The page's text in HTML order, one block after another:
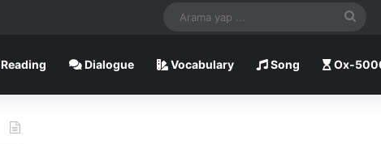
...
Reading Dialogue Vocabulary Song Ox-